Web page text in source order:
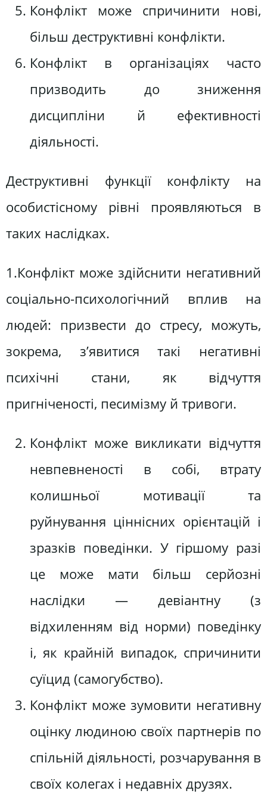
Конфлікт може спричинити нові,
більш деструктивні конфлікти.
Конфлікт в організаціях часто
призводить до зниження
дисципліни й ефективності
діяльності.
Деструктивні функції конфлікту на
особистісному рівні проявляються в
таких наслідках.
1.Конфлікт може здійснити негативний
соціально-психологічний вплив на
людей: призвести до стресу, можуть,
зокрема, з’явитися такі негативні
психічні стани, як відчуття
пригніченості, песимізму й тривоги.
Конфлікт може викликати відчуття
невпевненості в собі, втрату
колишньої мотивації та
руйнування ціннісних орієнтацій і
зразків поведінки. У гіршому разі
це може мати більш серйозні
наслідки — девіантну (з
відхиленням від норми) поведінку
і, як крайній випадок, спричинити
суїцид (самогубство).
Конфлікт може зумовити негативну
оцінку людиною своїх партнерів по
спільній діяльності, розчарування в
своїх колегах і недавніх друзях.